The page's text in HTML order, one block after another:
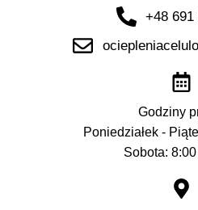
+48 691
Godziny
Poniedziałek -
Sobota: